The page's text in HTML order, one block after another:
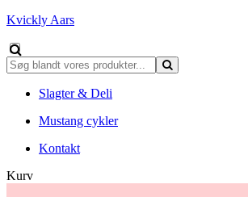
Kvickly Aars
Slagter & Deli
Mustang cykler
Kontakt
Kurv